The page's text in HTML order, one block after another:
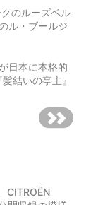
のルーズベル
ル・ブールジ
日本に本格的
結いの亭主』
CITROËN